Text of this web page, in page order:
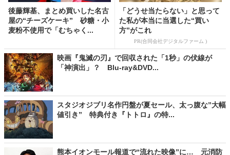
後藤輝基、まとめ買いした名古
屋の“チーズケーキ” 砂糖・小
麦粉不使用で「むちゃく...
「どうせ当たらない」と思って
た私が本当に当選した“買い
方”がこれ
PR(合同会社デジタルファーム )
映画『鬼滅の刃』で回収された「1秒」の伏線が
「神演出」？ Blu-ray&DVD...
スタジオジブリ名作円盤が夏セール、太っ腹な”大幅
値引き” 特典付き『トトロ』の特...
熊本イオンモール報道で“流れた映像”に… 元消防